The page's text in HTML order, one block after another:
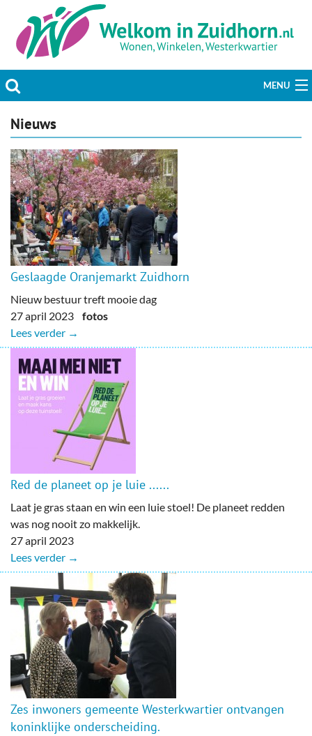
MENU
Actueel
Hobby & Vrije tijd
Welzijn & Maatschappij
Bedrijven
Prikbord & Aanbiedingen
Plaats bericht
Nieuws
Geslaagde Oranjemarkt Zuidhorn
Nieuw bestuur treft mooie dag
27 april 2023 fotos
Lees verder →
Red de planeet op je luie ......
Laat je gras staan en win een luie stoel! De planeet redden
was nog nooit zo makkelijk.
27 april 2023
Lees verder →
Zes inwoners gemeente Westerkwartier ontvangen
koninklijke onderscheiding.